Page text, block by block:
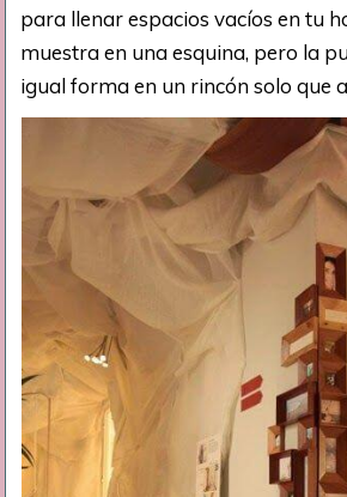
para llenar espacios vacíos en tu
muestra en una esquina, pero la
igual forma en un rincón solo que